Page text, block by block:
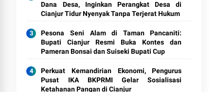
Dana Desa, Inginkan Perangkat Desa di
Cianjur Tidur Nyenyak Tanpa Terjerat Hukum
Pesona Seni Alam di Taman Pancaniti:
Bupati Cianjur Resmi Buka Kontes dan
Pameran Bonsai dan Suiseki Bupati Cup
Perkuat Kemandirian Ekonomi, Pengurus
Pusat IKA BKPRMI Gelar Sosialisasi
Ketahanan Pangan di Cianjur